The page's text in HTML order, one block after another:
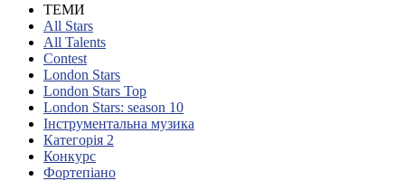
ТЕМИ
All Stars
All Talents
Contest
London Stars
London Stars Top
London Stars: season 10
Інструментальна музика
Категорія 2
Конкурс
Фортепіано